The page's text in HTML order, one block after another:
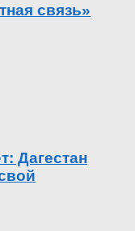
связь»
Дагестан